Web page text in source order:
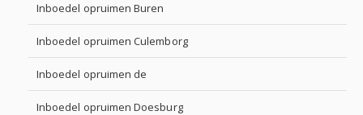
Inboedel opruimen Buren
Inboedel opruimen Culemborg
Inboedel opruimen de
Inboedel opruimen Doesburg